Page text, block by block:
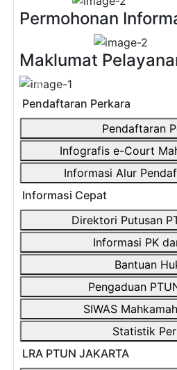
Previous
Permohonan
Maklumat
Previous
Pendaftaran Perkara
Pendaftaran
Infografis e-Court
Informasi Alur
Informasi Cepat
Direktori Putusan
Informasi PK
Bantuan
Pengaduan
SIWAS
Statistik
LRA PTUN JAKARTA